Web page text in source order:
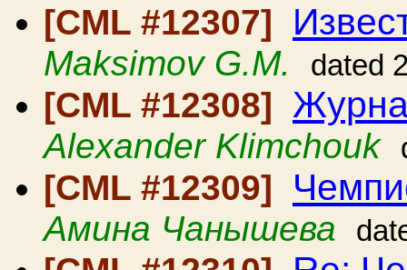
[CML #12307]
Maksimov G.M. dated
[CML #12308]
Alexander Klimchouk
[CML #12309]
Амина Чанышева